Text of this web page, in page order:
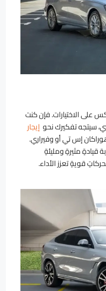
على الاختيارات. فإن كنت
سيتجه تفكيرك نحو إيجار
إس تي أو وفيراري.
قيادةٍ مثيرةٍ ومليئةٍ
قويةٍ تعزز الأداء.